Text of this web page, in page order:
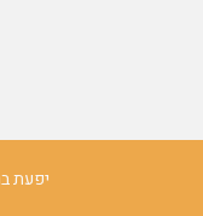
יפעת